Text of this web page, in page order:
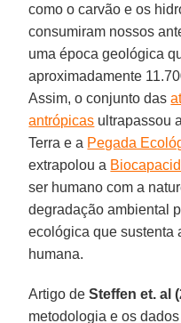
como o carvão e os
consumiram nossos
uma época geológica
aproximadamente
Assim, o conjunto das
antrópicas ultrapassou
Terra e a Pegada
extrapolou a
ser humano com a
degradação ambiental
ecológica que sustenta
humana.
Artigo deSteffen et. al
metodologia e os